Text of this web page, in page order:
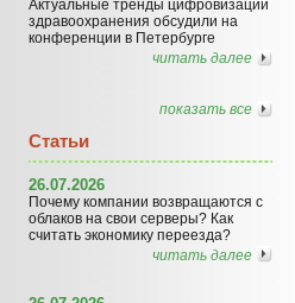
Актуальные тренды цифровизации
здравоохранения обсудили на
конференции в Петербурге
читать далее
показать все
Статьи
26.07.2026
Почему компании возвращаются с
облаков на свои серверы? Как
считать экономику переезда?
читать далее